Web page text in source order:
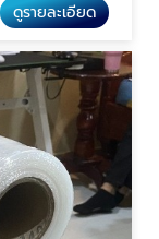
ดูรายละเอียด